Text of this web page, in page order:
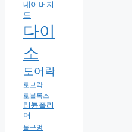
네이버지
도
다이
소
도어락
로보락
로블록스
리튬폴리
머
물구멍